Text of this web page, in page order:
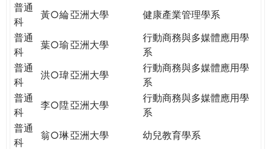
普通
科
黃○綸亞洲大學
健康產業管理學系
普通
科
葉○瑜亞洲大學
行動商務與多媒體應用學
系
普通
科
洪○瑋亞洲大學
行動商務與多媒體應用學
系
普通
科
李○陞亞洲大學
行動商務與多媒體應用學
系
普通
科
翁○琳亞洲大學
幼兒教育學系